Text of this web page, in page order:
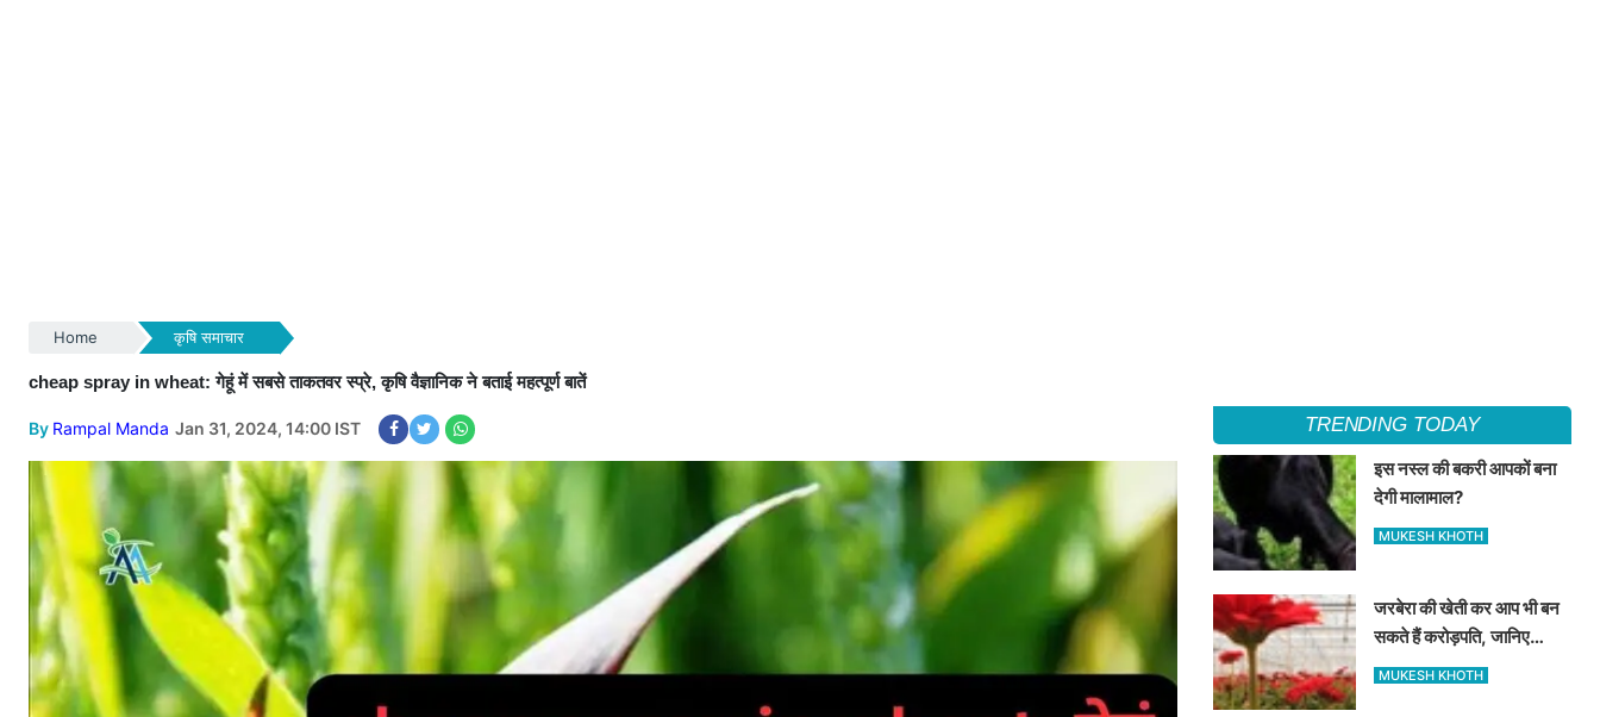
Home कृषि समाचार
cheap spray in wheat: गेहूं में सबसे ताकतवर स्प्रे, कृषि वैज्ञानिक ने बताई महत्पूर्ण बातें
By Rampal Manda Jan 31, 2024, 14:00 IST
TRENDING TODAY
इस नस्ल की बकरी आपकों बना
देगी मालामाल?
MUKESH KHOTH
जरबेरा की खेती कर आप भी बन
सकते हैं करोड़पति, जानिए
विस्तार से
MUKESH KHOTH